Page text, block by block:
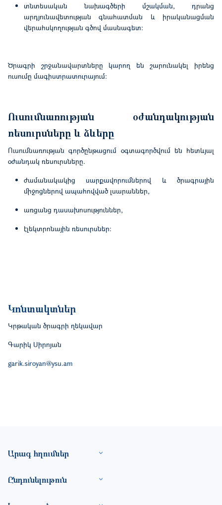
տնտեսական նախագծերի մշակման, դրանց
արդյունավետության գնահատման և իրականացման
վերահսկողության գծով մասնագետ:
Ծրագրի շրջանավարտները կարող են շարունակել իրենց
ուսումը մագիստրատուրայում:
Ուսումնառության օժանդակության
ռեսուրսները և ձևերը
Ուսումնառության գործընթացում օգտագործվում են հետևյալ
օժանդակ ռեսուրսները.
ժամանակակից սարքավորումներով և ծրագրային
միջոցներով ապահովված լսարաններ,
առցանց դասախոսություններ,
էլեկտրոնային ռեսուրսներ:
Կոնտակտներ
Կրթական ծրագրի ղեկավար
Գարիկ Սիրոյան
garik.siroyan@ysu.am
Footer site information
Արագ հղումներ
Ընդունելութուն